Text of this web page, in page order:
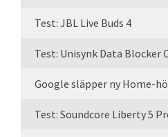
Test: JBL Live Buds 4
Test: Unisynk Data Blocker